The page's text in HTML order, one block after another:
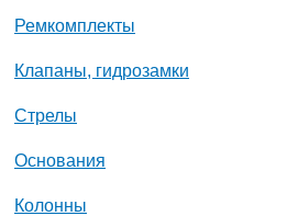
Ремкомплекты
Клапаны, гидрозамки
Стрелы
Основания
Колонны